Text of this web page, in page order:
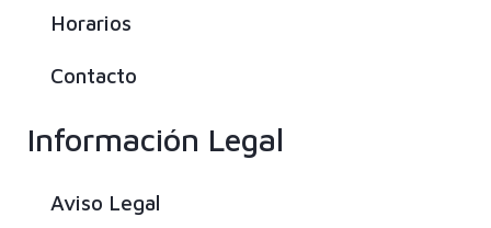
Horarios
Contacto
Información Legal
Aviso Legal